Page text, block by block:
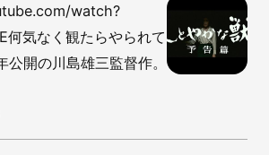
watch?
気なく観たらやられて
開の川島雄三監督作。